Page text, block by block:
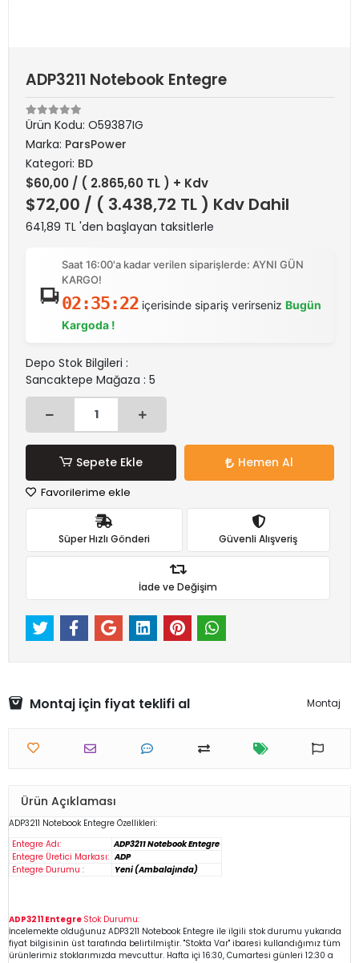
ADP3211 Notebook Entegre
Ürün Kodu: O59387IG
Marka: ParsPower
Kategori: BD
$60,00 / ( 2.865,60 TL ) + Kdv
$72,00 / ( 3.438,72 TL ) Kdv Dahil
641,89 TL 'den başlayan taksitlerle
Saat 16:00'a kadar verilen siparişlerde: AYNI GÜN
KARGO!
02:35:22içerisinde sipariş verirseniz Bugün
Kargoda !
Depo Stok Bilgileri :
Sancaktepe Mağaza : 5
Sepete Ekle Hemen Al
Favorilerime ekle
Süper Hızlı Gönderi Güvenli Alışveriş
İade ve Değişim
Montaj için fiyat teklifi al Montaj
Ürün Açıklaması
ADP3211 Notebook Entegre Özellikleri:
Entegre Adı:
ADP3211 Notebook Entegre
Entegre Üretici Markası: ADP
Entegre Durumu :
Yeni (Ambalajında)
ADP3211 Entegre Stok Durumu:
İncelemekte olduğunuz ADP3211 Notebook Entegre ile ilgili stok durumu yukarıda
fiyat bilgisinin üst tarafında belirtilmiştir. "Stokta Var" ibaresi kullandığımız tüm
ürünlerimiz stoklarımızda mevcuttur. Hafta içi 16:30, Cumartesi günleri 12:30 a